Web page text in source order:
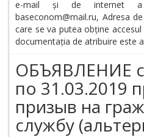
e-mail și de internet a
baseconom@mail.ru, Adresa
care se va putea obține
documentația de atribuire este
ОБЪЯВЛЕНИЕ c
по 31.03.2019
призыв на
службу